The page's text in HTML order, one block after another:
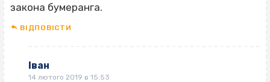
закона бумеранга.
ВІДПОВІCТИ
Іван
14 лютого 2019 в 15:53